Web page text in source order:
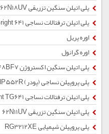
پلی اتیلن سنگین تزریقی 62N18UV
پلی اتیلن ترفتالات نساجی HomBright 641
اوره پریل
اوره گرانول
پلی اتیلن سنگین اکستروژن 48BF7
پلی پروپیلن نساجی (پودر) HP552R
پلی اتیلن ترفتالات نساجی HomBright TG641
پلی اتیلن سنگین تزریقی 62N11UV
پلی پروپیلن شیمیایی RG3212XE